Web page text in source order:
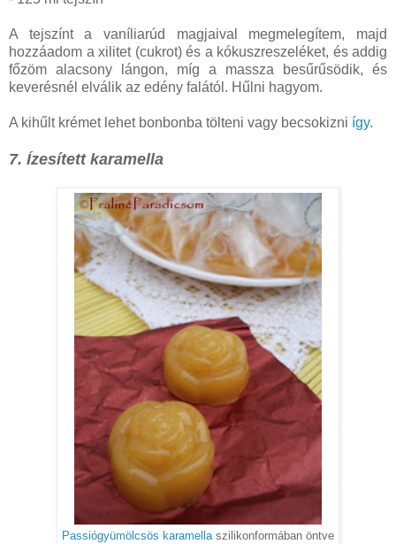
A tejszínt a vaníliarúd magjaival megmelegítem, majd
hozzáadom a xilitet (cukrot) és a kókuszreszeléket, és addig
főzöm alacsony lángon, míg a massza besűrűsödik, és
keverésnél elválik az edény falától. Hűlni hagyom.
A kihűlt krémet lehet bonbonba tölteni vagy becsokizni így.
7. Ízesített karamella
Passiógyümölcsös karamella szilikonformában öntve